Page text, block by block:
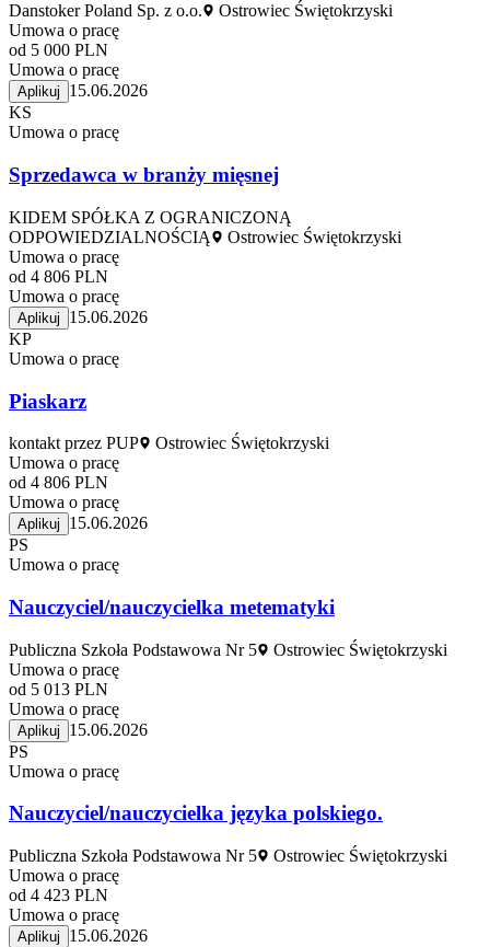
Danstoker Poland Sp. z o.o.
Ostrowiec Świętokrzyski
Umowa o pracę
od 5 000 PLN
Umowa o pracę
Aplikuj
15.06.2026
KS
Umowa o pracę
Sprzedawca w branży mięsnej
KIDEM SPÓŁKA Z OGRANICZONĄ
ODPOWIEDZIALNOŚCIĄ
Ostrowiec Świętokrzyski
Umowa o pracę
od 4 806 PLN
Umowa o pracę
Aplikuj
15.06.2026
KP
Umowa o pracę
Piaskarz
kontakt przez PUP
Ostrowiec Świętokrzyski
Umowa o pracę
od 4 806 PLN
Umowa o pracę
Aplikuj
15.06.2026
PS
Umowa o pracę
Nauczyciel/nauczycielka metematyki
Publiczna Szkoła Podstawowa Nr 5
Ostrowiec Świętokrzyski
Umowa o pracę
od 5 013 PLN
Umowa o pracę
Aplikuj
15.06.2026
PS
Umowa o pracę
Nauczyciel/nauczycielka języka polskiego.
Publiczna Szkoła Podstawowa Nr 5
Ostrowiec Świętokrzyski
Umowa o pracę
od 4 423 PLN
Umowa o pracę
Aplikuj
15.06.2026